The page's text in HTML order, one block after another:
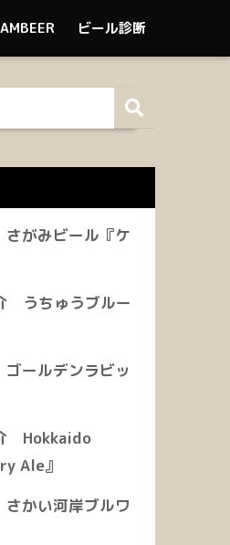
ビール診断
がみビール『ケ
うちゅうブルー
ールデンラビッ
Hokkaido
Ale』
かい河岸ブルワ